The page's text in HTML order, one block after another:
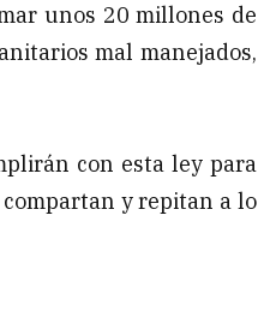
unos 20 millones de
mal manejados,
con esta ley para
y repitan a lo